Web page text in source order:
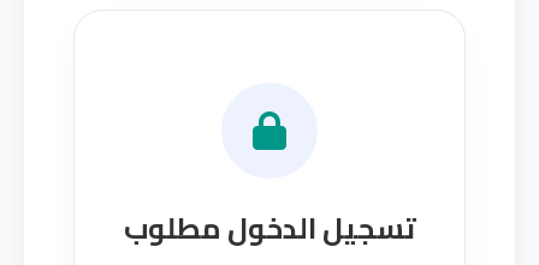
تسجيل الدخول مطلوب